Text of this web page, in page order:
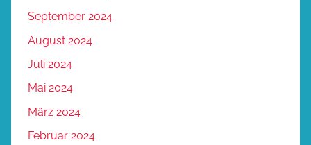
September 2024
August 2024
Juli 2024
Mai 2024
März 2024
Februar 2024